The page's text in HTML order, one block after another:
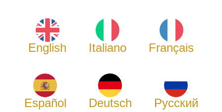
English Italiano Français
Español Deutsch Русский